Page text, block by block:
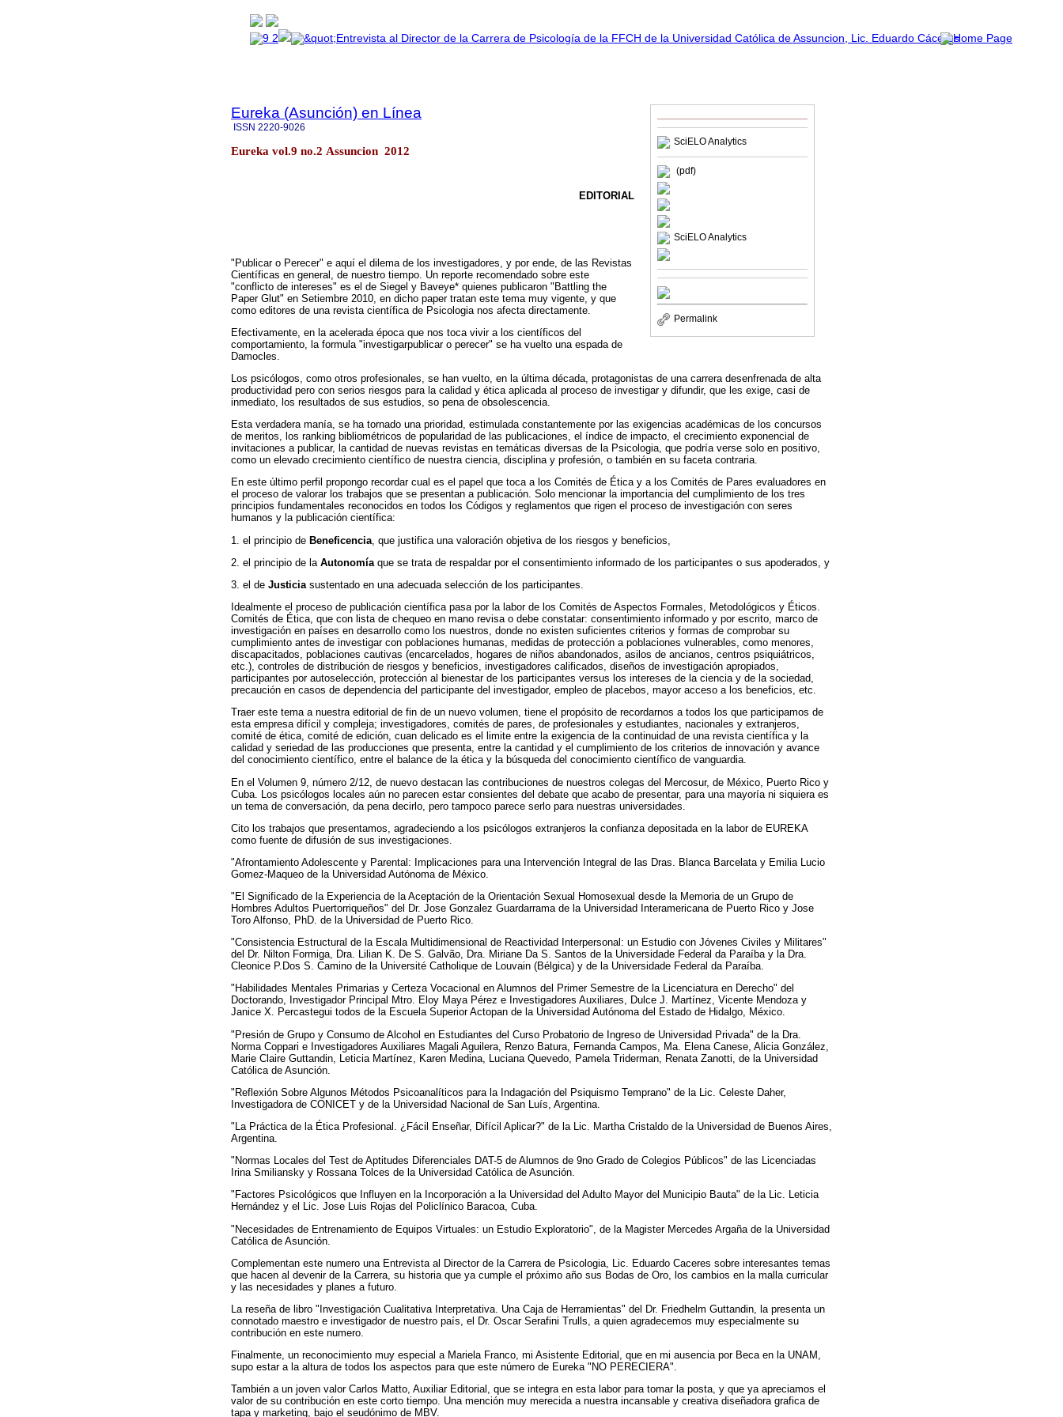
SciELO Analytics
(pdf)
SciELO Analytics
Permalink
Eureka (Asunción) en Línea
ISSN 2220-9026
Eureka vol.9 no.2 Assuncion 2012
EDITORIAL
"Publicar o Perecer" e aquí el dilema de los investigadores, y por ende, de las Revistas
Científicas en general, de nuestro tiempo. Un reporte recomendado sobre este
"conflicto de intereses" es el de Siegel y Baveye* quienes publicaron "Battling the
Paper Glut" en Setiembre 2010, en dicho paper tratan este tema muy vigente, y que
como editores de una revista científica de Psicologia nos afecta directamente.
Efectivamente, en la acelerada época que nos toca vivir a los científicos del
comportamiento, la formula "investigarpublicar o perecer" se ha vuelto una espada de
Damocles.
Los psicólogos, como otros profesionales, se han vuelto, en la última década, protagonistas de una carrera desenfrenada de alta
productividad pero con serios riesgos para la calidad y ética aplicada al proceso de investigar y difundir, que les exige, casi de
inmediato, los resultados de sus estudios, so pena de obsolescencia.
Esta verdadera manía, se ha tornado una prioridad, estimulada constantemente por las exigencias académicas de los concursos
de meritos, los ranking bibliométricos de popularidad de las publicaciones, el índice de impacto, el crecimiento exponencial de
invitaciones a publicar, la cantidad de nuevas revistas en temáticas diversas de la Psicologia, que podría verse solo en positivo,
como un elevado crecimiento científico de nuestra ciencia, disciplina y profesión, o también en su faceta contraria.
En este último perfil propongo recordar cual es el papel que toca a los Comités de Ética y a los Comités de Pares evaluadores en
el proceso de valorar los trabajos que se presentan a publicación. Solo mencionar la importancia del cumplimiento de los tres
principios fundamentales reconocidos en todos los Códigos y reglamentos que rigen el proceso de investigación con seres
humanos y la publicación científica:
1. el principio de Beneficencia , que justifica una valoración objetiva de los riesgos y beneficios,
2. el principio de la Autonomía que se trata de respaldar por el consentimiento informado de los participantes o sus apoderados, y
3. el de Justicia sustentado en una adecuada selección de los participantes.
Idealmente el proceso de publicación científica pasa por la labor de los Comités de Aspectos Formales, Metodológicos y Éticos.
Comités de Ética, que con lista de chequeo en mano revisa o debe constatar: consentimiento informado y por escrito, marco de
investigación en países en desarrollo como los nuestros, donde no existen suficientes criterios y formas de comprobar su
cumplimiento antes de investigar con poblaciones humanas, medidas de protección a poblaciones vulnerables, como menores,
discapacitados, poblaciones cautivas (encarcelados, hogares de niños abandonados, asilos de ancianos, centros psiquiátricos,
etc.), controles de distribución de riesgos y beneficios, investigadores calificados, diseños de investigación apropiados,
participantes por autoselección, protección al bienestar de los participantes versus los intereses de la ciencia y de la sociedad,
precaución en casos de dependencia del participante del investigador, empleo de placebos, mayor acceso a los beneficios, etc.
Traer este tema a nuestra editorial de fin de un nuevo volumen, tiene el propósito de recordarnos a todos los que participamos de
esta empresa difícil y compleja; investigadores, comités de pares, de profesionales y estudiantes, nacionales y extranjeros,
comité de ética, comité de edición, cuan delicado es el limite entre la exigencia de la continuidad de una revista científica y la
calidad y seriedad de las producciones que presenta, entre la cantidad y el cumplimiento de los criterios de innovación y avance
del conocimiento científico, entre el balance de la ética y la búsqueda del conocimiento científico de vanguardia.
En el Volumen 9, número 2/12, de nuevo destacan las contribuciones de nuestros colegas del Mercosur, de México, Puerto Rico y
Cuba. Los psicólogos locales aún no parecen estar consientes del debate que acabo de presentar, para una mayoría ni siquiera es
un tema de conversación, da pena decirlo, pero tampoco parece serlo para nuestras universidades.
Cito los trabajos que presentamos, agradeciendo a los psicólogos extranjeros la confianza depositada en la labor de EUREKA
como fuente de difusión de sus investigaciones.
"Afrontamiento Adolescente y Parental: Implicaciones para una Intervención Integral de las Dras. Blanca Barcelata y Emilia Lucio
Gomez-Maqueo de la Universidad Autónoma de México.
"El Significado de la Experiencia de la Aceptación de la Orientación Sexual Homosexual desde la Memoria de un Grupo de
Hombres Adultos Puertorriqueños" del Dr. Jose Gonzalez Guardarrama de la Universidad Interamericana de Puerto Rico y Jose
Toro Alfonso, PhD. de la Universidad de Puerto Rico.
"Consistencia Estructural de la Escala Multidimensional de Reactividad Interpersonal: un Estudio con Jóvenes Civiles y Militares"
del Dr. Nilton Formiga, Dra. Lilian K. De S. Galvão, Dra. Miriane Da S. Santos de la Universidade Federal da Paraíba y la Dra.
Cleonice P.Dos S. Camino de la Université Catholique de Louvain (Bélgica) y de la Universidade Federal da Paraíba.
"Habilidades Mentales Primarias y Certeza Vocacional en Alumnos del Primer Semestre de la Licenciatura en Derecho" del
Doctorando, Investigador Principal Mtro. Eloy Maya Pérez e Investigadores Auxiliares, Dulce J. Martínez, Vicente Mendoza y
Janice X. Percastegui todos de la Escuela Superior Actopan de la Universidad Autónoma del Estado de Hidalgo, México.
"Presión de Grupo y Consumo de Alcohol en Estudiantes del Curso Probatorio de Ingreso de Universidad Privada" de la Dra.
Norma Coppari e Investigadores Auxiliares Magali Aguilera, Renzo Batura, Fernanda Campos, Ma. Elena Canese, Alicia González,
Marie Claire Guttandin, Leticia Martínez, Karen Medina, Luciana Quevedo, Pamela Triderman, Renata Zanotti, de la Universidad
Católica de Asunción.
"Reflexión Sobre Algunos Métodos Psicoanalíticos para la Indagación del Psiquismo Temprano" de la Lic. Celeste Daher,
Investigadora de CONICET y de la Universidad Nacional de San Luís, Argentina.
"La Práctica de la Ética Profesional. ¿Fácil Enseñar, Difícil Aplicar?" de la Lic. Martha Cristaldo de la Universidad de Buenos Aires,
Argentina.
"Normas Locales del Test de Aptitudes Diferenciales DAT-5 de Alumnos de 9no Grado de Colegios Públicos" de las Licenciadas
Irina Smiliansky y Rossana Tolces de la Universidad Católica de Asunción.
"Factores Psicológicos que Influyen en la Incorporación a la Universidad del Adulto Mayor del Municipio Bauta" de la Lic. Leticia
Hernández y el Lic. Jose Luis Rojas del Policlínico Baracoa, Cuba.
"Necesidades de Entrenamiento de Equipos Virtuales: un Estudio Exploratorio", de la Magister Mercedes Argaña de la Universidad
Católica de Asunción.
Complementan este numero una Entrevista al Director de la Carrera de Psicologia, Lic. Eduardo Caceres sobre interesantes temas
que hacen al devenir de la Carrera, su historia que ya cumple el próximo año sus Bodas de Oro, los cambios en la malla curricular
y las necesidades y planes a futuro.
La reseña de libro "Investigación Cualitativa Interpretativa. Una Caja de Herramientas" del Dr. Friedhelm Guttandin, la presenta un
connotado maestro e investigador de nuestro país, el Dr. Oscar Serafini Trulls, a quien agradecemos muy especialmente su
contribución en este numero.
Finalmente, un reconocimiento muy especial a Mariela Franco, mi Asistente Editorial, que en mi ausencia por Beca en la UNAM,
supo estar a la altura de todos los aspectos para que este número de Eureka "NO PERECIERA".
También a un joven valor Carlos Matto, Auxiliar Editorial, que se integra en esta labor para tomar la posta, y que ya apreciamos el
valor de su contribución en este corto tiempo. Una mención muy merecida a nuestra incansable y creativa diseñadora grafica de
tapa y marketing, bajo el seudónimo de MBV.